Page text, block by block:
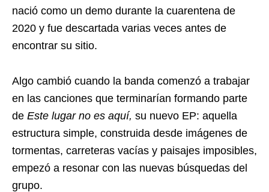
nació como un demo durante la cuarentena de
2020 y fue descartada varias veces antes de
encontrar su sitio.
Algo cambió cuando la banda comenzó a trabajar
en las canciones que terminarían formando parte
de Este lugar no es aquí, su nuevo EP: aquella
estructura simple, construida desde imágenes de
tormentas, carreteras vacías y paisajes imposibles,
empezó a resonar con las nuevas búsquedas del
grupo.